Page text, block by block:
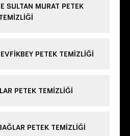
SULTAN MURAT PETEK
PETEK TEMIZLIĞI
PETEK TEMIZLIĞI
PETEK TEMIZLIĞI